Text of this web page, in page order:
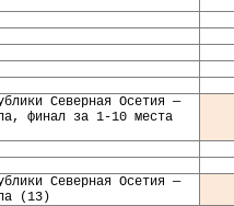
Северная Осетия —
финал за 1-10 места
Северная Осетия —
(13)